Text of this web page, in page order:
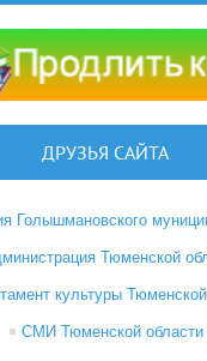
ДРУЗЬЯ САЙТА
Голышмановского
Тюменской
культуры
СМИ Тюменской области